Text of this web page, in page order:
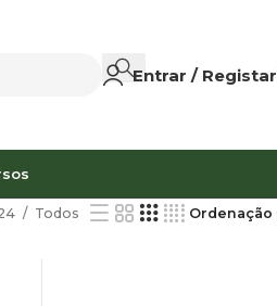
Entrar / Registar
Todos